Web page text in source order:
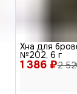
1 386 ₽2
Хна для
№202, 6 г